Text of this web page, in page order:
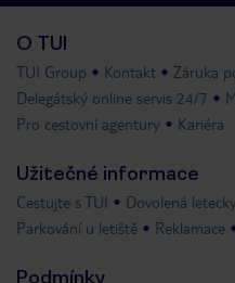
O TUI
TUI Group Kontakt
Záruka
Delegátský online servis 24/7
Pro cestovní agentury
Kariéra
Užitečné informace
Cestujte s TUI Dovolená
Parkování u letiště
Reklamace
Podmínky